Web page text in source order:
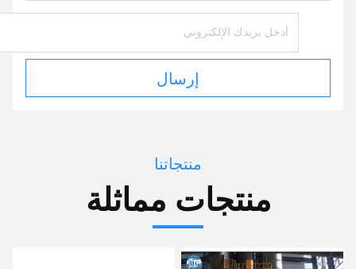
إرسال
منتجاتنا
منتجات مماثلة